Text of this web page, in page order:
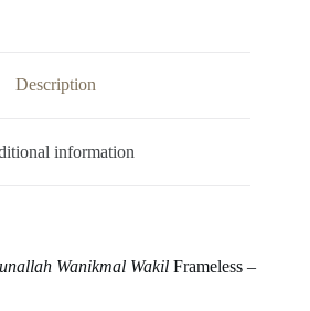
Description
information
Wanikmal Wakil Frameless –